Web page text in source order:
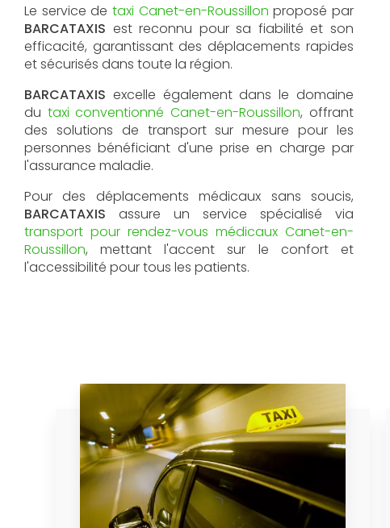
Le service de taxi Canet-en-Roussillon proposé par
BARCATAXIS est reconnu pour sa fiabilité et son
efficacité, garantissant des déplacements rapides
et sécurisés dans toute la région.
BARCATAXIS excelle également dans le domaine
du taxi conventionné Canet-en-Roussillon, offrant
des solutions de transport sur mesure pour les
personnes bénéficiant d'une prise en charge par
l'assurance maladie.
Pour des déplacements médicaux sans soucis,
BARCATAXIS assure un service spécialisé via
transport pour rendez-vous médicaux Canet-en-
Roussillon, mettant l'accent sur le confort et
l'accessibilité pour tous les patients.